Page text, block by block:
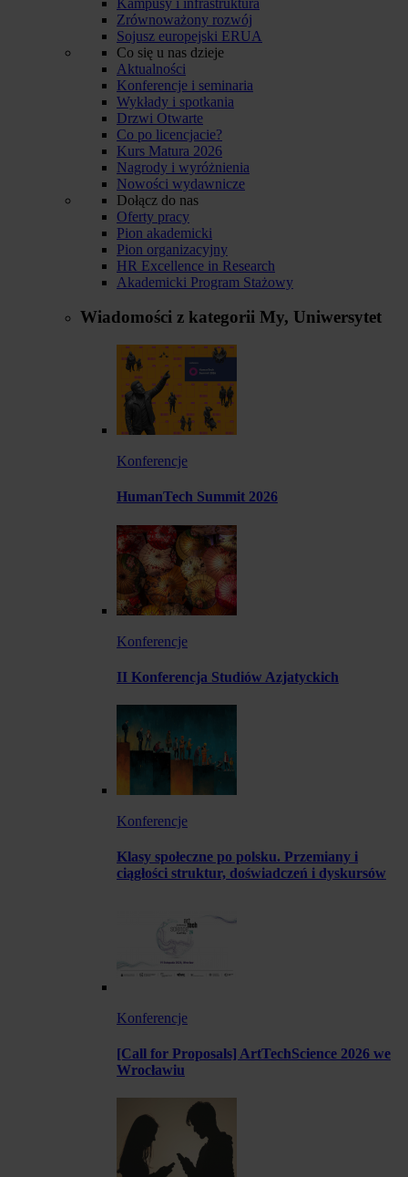
Zrównoważony rozwój
Sojusz europejski ERUA
Co się u nas dzieje
Aktualności
Konferencje i seminaria
Wykłady i spotkania
Drzwi Otwarte
Co po licencjacie?
Kurs Matura 2026
Nagrody i wyróżnienia
Nowości wydawnicze
Dołącz do nas
Oferty pracy
Pion akademicki
Pion organizacyjny
HR Excellence in Research
Akademicki Program Stażowy
Wiadomości z kategorii My, Uniwersytet
Konferencje
HumanTech Summit 2026
Konferencje
II Konferencja Studiów Azjatyckich
Konferencje
Klasy społeczne po polsku. Przemiany i
ciągłości struktur, doświadczeń i dyskursów
Konferencje
[Call for Proposals] ArtTechScience 2026 we
Wrocławiu